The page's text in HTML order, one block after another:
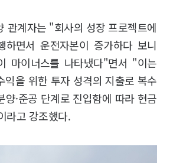
관계자는 "회사의 성장 프로젝트에
하면서 운전자본이 증가하다 보니
마이너스를 나타냈다"면서 "이는
익을 위한 투자 성격의 지출로 복수
양·준공 단계로 진입함에 따라 현금
라고 강조했다.